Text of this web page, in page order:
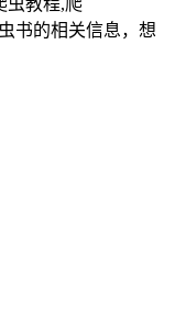
虫教程,爬
书的相关信息，想